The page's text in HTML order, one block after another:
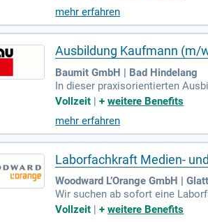
unserem wöchentlichen
elsmanagement an. Bewirb
mehr erfahren
Ausbildung Kaufmann (m/
Baumit GmbH | Bad Hindelang
In dieser praxisorientierten
Du erlernst die
chule in München statt und
et. Nach deinem Abschluss
Vollzeit |+weitere Benefits
mehr erfahren
Laborfachkraft Medien-
Woodward L’Orange GmbH |
Wir suchen ab sofort eine
schmierstoff-Anlagen und
Vollzeit |+weitere Benefits